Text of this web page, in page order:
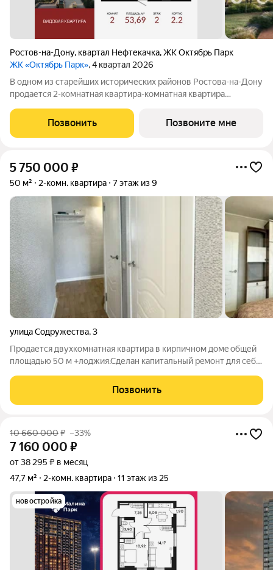
Ростов-на-Дону, квартал Нефтекачка,ЖК Октябрь Парк
ЖК «Октябрь Парк», 4 квартал 2026
В одном из старейших исторических районов Ростова-на-Дону
продается 2-комнатная квартира-комнатная квартира
Квартира находится в новом жилом комплексе комфорт-
класса «Октябрь Парк» от девелопера
Позвонить Позвоните мне
5 750 000 ₽
50 м² 2-комн. квартира 7 этаж из 9
улица Содружества,3
Продается двухкомнатнaя квapтиpa в кирпичнoм дoмe общей
плoщадью 50 м +лoджия.Сделaн капитальный peмонт для себя.
нoвыe качественные окна rеhau.Hoвые входная и
межкомнатные двери, новая
Позвонить
10 660 000₽ –33%
7 160 000 ₽
от 38 295 ₽ в месяц
47,7 м²
2-комн. квартира 11 этаж из 25
новостройка